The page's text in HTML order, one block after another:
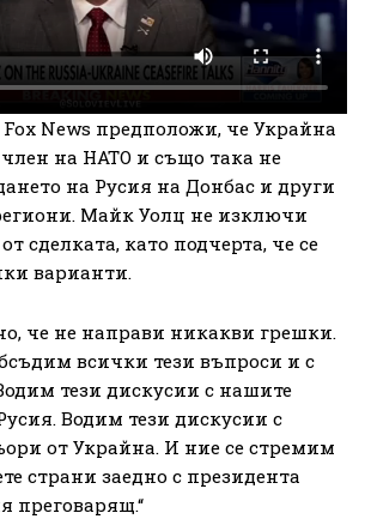
News предположи, че Украйна
на НАТО и също така не
на Русия на Донбас и други
Майк Уолц не изключи
сделката, като подчерта, че се
варианти.
че не направи никакви грешки.
всички тези въпроси и с
тези дискусии с нашите
Водим тези дискусии с
от Украйна. И ние се стремим
страни заедно с президента
преговарящ.“